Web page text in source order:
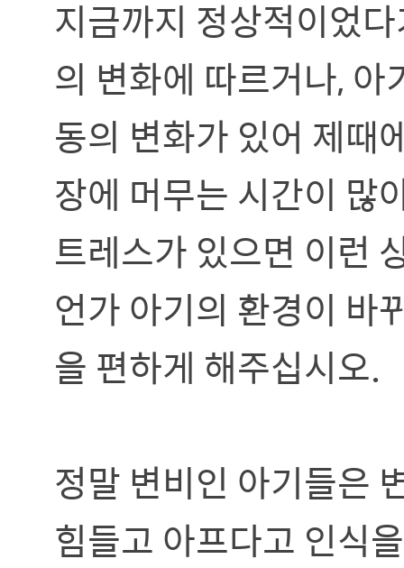
지금까지 정상적이었
의 변화에 따르거나,
동의 변화가 있어 제때
장에 머무는 시간이 많
트레스가 있으면 이런
언가 아기의 환경이 바
을 편하게 해주십시오.
정말 변비인 아기들은
힘들고 아프다고 인식